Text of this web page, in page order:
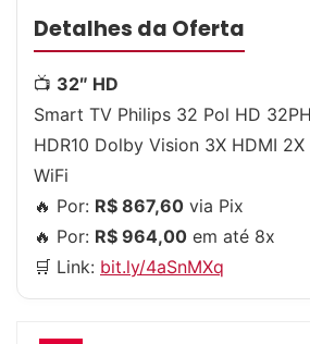
Detalhes da Oferta
📺 32″ HD
Smart TV Philips 32 Pol HD
HDR10 Dolby Vision 3X HDMI
WiFi
🔥 Por: R$ 867,60 via Pix
🔥 Por: R$ 964,00 em até 8x
🛒 Link: bit.ly/4aSnMXq